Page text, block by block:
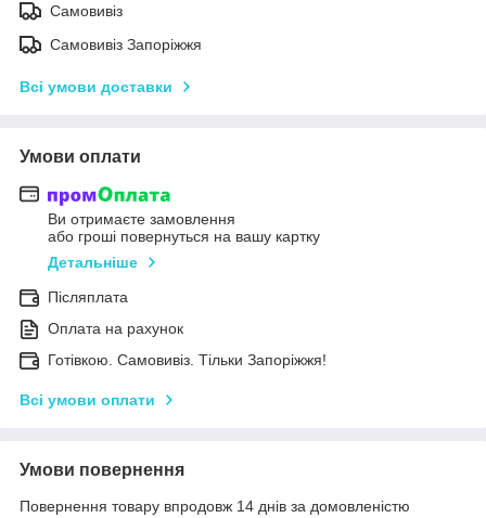
Самовивіз
Самовивіз Запоріжжя
Всі умови доставки
Умови оплати
Ви отримаєте замовлення
або гроші повернуться на вашу картку
Детальніше
Післяплата
Оплата на рахунок
Готівкою. Самовивіз. Тільки Запоріжжя!
Всі умови оплати
Умови повернення
Повернення товару впродовж 14 днів за домовленістю